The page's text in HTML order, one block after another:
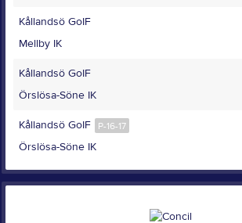
Kållandsö GoIF
Mellby IK
Kållandsö GoIF
Örslösa-Söne IK
P-16-17
Kållandsö GoIF
Örslösa-Söne IK